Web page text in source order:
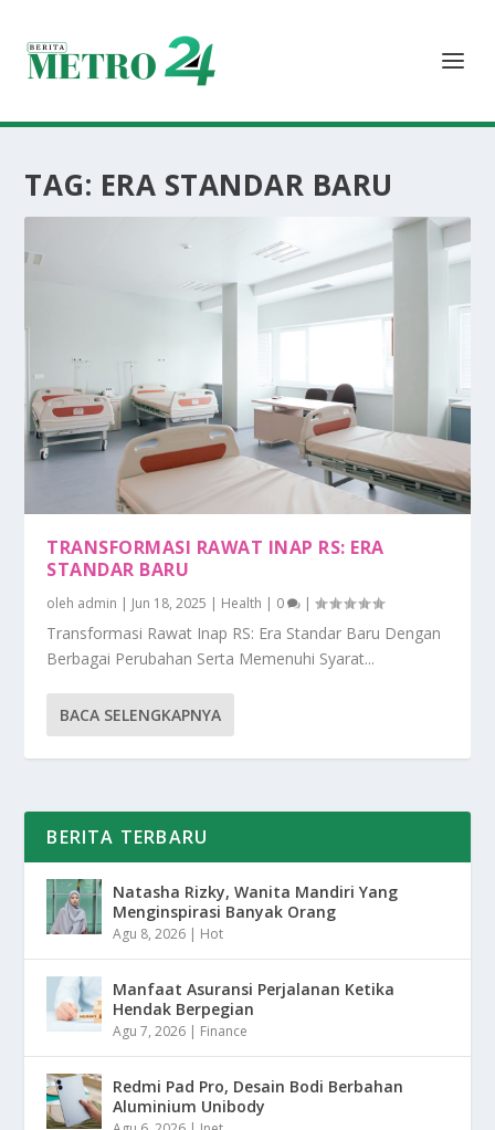
TAG: ERA STANDAR BARU
TRANSFORMASI RAWAT INAP RS: ERA
STANDAR BARU
oleh admin | Jun 18, 2025 | Health | 0 |
Transformasi Rawat Inap RS: Era Standar Baru Dengan
Berbagai Perubahan Serta Memenuhi Syarat...
BACA SELENGKAPNYA
BERITA TERBARU
Natasha Rizky, Wanita Mandiri Yang
Menginspirasi Banyak Orang
Agu 8, 2026 | Hot
Manfaat Asuransi Perjalanan Ketika
Hendak Berpegian
Agu 7, 2026 | Finance
Redmi Pad Pro, Desain Bodi Berbahan
Aluminium Unibody